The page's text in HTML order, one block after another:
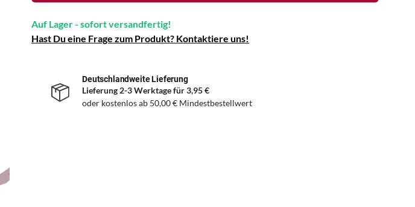
Auf Lager - sofort versandfertig!
Hast Du eine Frage zum Produkt? Kontaktiere uns!
Deutschlandweite Lieferung
Lieferung 2-3 Werktage für3,95 €
oder kostenlos ab 50,00 € Mindestbestellwert